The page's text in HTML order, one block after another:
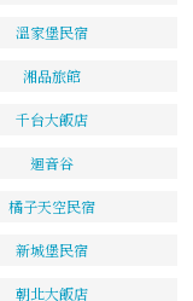
溫家堡民宿
湘品旅館
千台大飯店
迴音谷
橘子天空民宿
新城堡民宿
朝北大飯店